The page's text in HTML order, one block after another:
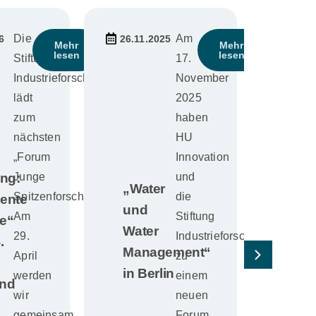
Am
17.
November
2025
haben
HU
Innovation
und
die
Stiftung
Industrieforschung
zu
einem
neuen
Mehr
lesen